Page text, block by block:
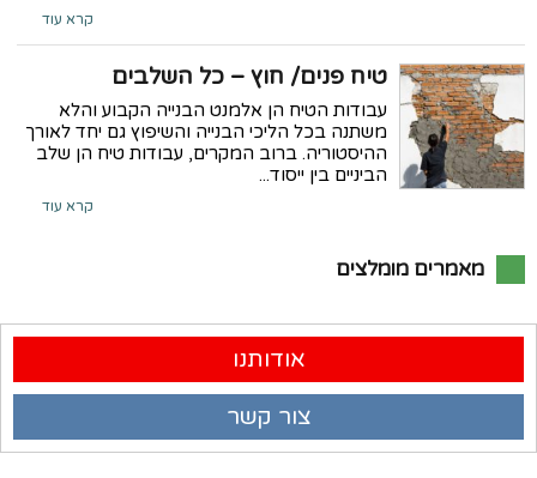
קרא עוד
טיח פנים/ חוץ – כל השלבים
עבודות הטיח הן אלמנט הבנייה הקבוע והלא
משתנה בכל הליכי הבנייה והשיפוץ גם יחד לאורך
ההיסטוריה. ברוב המקרים, עבודות טיח הן שלב
הביניים בין ייסוד...
קרא עוד
מאמרים מומלצים
אודותנו
צור קשר